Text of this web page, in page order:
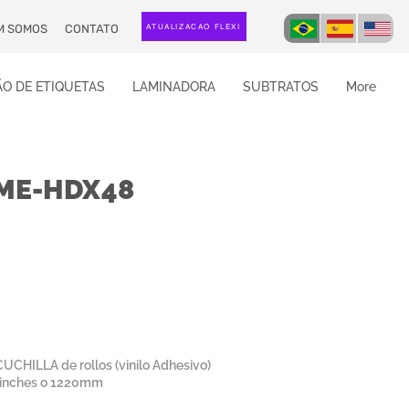
SOMOS CONTATO ATUALIZAÇÃO FLEXI
DE ETIQUETAS LAMINADORA SUBTRATOS More
HDX48
de rollos (vinilo Adhesivo)
o 1220mm